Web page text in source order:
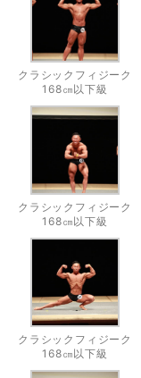
クラシックフィジーク
168㎝以下級
クラシックフィジーク
168㎝以下級
クラシックフィジーク
168㎝以下級